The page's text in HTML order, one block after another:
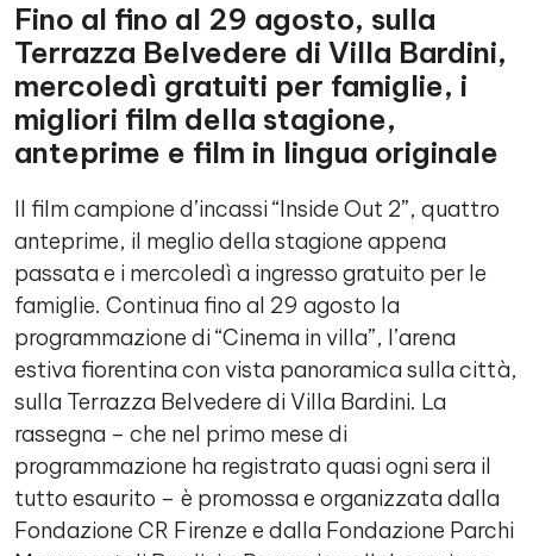
Fino al fino al 29 agosto, sulla
Terrazza Belvedere di Villa Bardini,
mercoledì gratuiti per famiglie, i
migliori film della stagione,
anteprime e film in lingua originale
Il film campione d’incassi “Inside Out 2”, quattro
anteprime, il meglio della stagione appena
passata e i mercoledì a ingresso gratuito per le
famiglie. Continua fino al 29 agosto la
programmazione di “Cinema in villa”, l’arena
estiva fiorentina con vista panoramica sulla città,
sulla Terrazza Belvedere di Villa Bardini. La
rassegna – che nel primo mese di
programmazione ha registrato quasi ogni sera il
tutto esaurito – è promossa e organizzata dalla
Fondazione CR Firenze e dalla Fondazione Parchi